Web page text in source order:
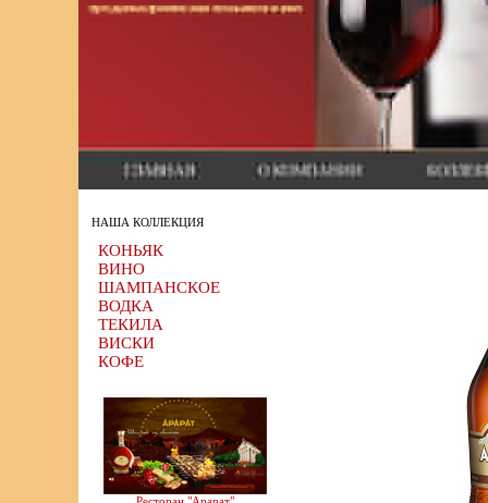
НАША КОЛЛЕКЦИЯ
КОНЬЯК
ВИНО
ШАМПАНСКОЕ
ВОДКА
ТЕКИЛА
ВИСКИ
КОФЕ